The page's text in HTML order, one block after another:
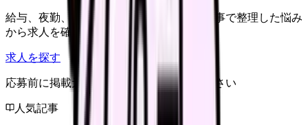
給与、夜勤、休み、ブランクなど、この記事で整理した悩み
から求人を確認できます。
求人を探す
応募前に掲載元の最新情報を確認してください
人気記事